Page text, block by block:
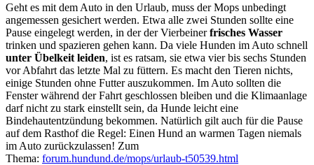
Geht es mit dem Auto in den Urlaub, muss der Mops unbedingt
angemessen gesichert werden. Etwa alle zwei Stunden sollte eine
Pause eingelegt werden, in der der Vierbeinerfrisches Wasser
trinken und spazieren gehen kann. Da viele Hunden im Auto schnell
unter Übelkeit leiden, ist es ratsam, sie etwa vier bis sechs Stunden
vor Abfahrt das letzte Mal zu füttern. Es macht den Tieren nichts,
einige Stunden ohne Futter auszukommen. Im Auto sollten die
Fenster während der Fahrt geschlossen bleiben und die Klimaanlage
darf nicht zu stark einstellt sein, da Hunde leicht eine
Bindehautentzündung bekommen. Natürlich gilt auch für die Pause
auf dem Rasthof die Regel: Einen Hund an warmen Tagen niemals
im Auto zurückzulassen! Zum
Thema: forum.hundund.de/mops/urlaub-t50539.html